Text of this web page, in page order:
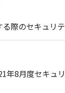
際のセキュリ
年8月度セキュ